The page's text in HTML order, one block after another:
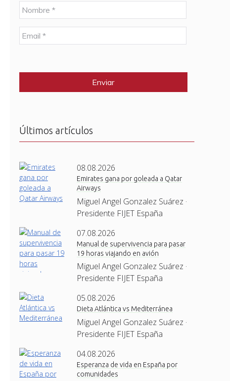
N
o
m
b
r
E
m
l
Últimos artículos
08.08.2026
Emirates gana por goleada a Qatar
Airways
Miguel Angel Gonzalez Suárez ·
Presidente FIJET España
07.08.2026
Manual de supervivencia para pasar
19 horas viajando en avión
Miguel Angel Gonzalez Suárez ·
Presidente FIJET España
05.08.2026
Dieta Atlántica vs Mediterránea
Miguel Angel Gonzalez Suárez ·
Presidente FIJET España
04.08.2026
Esperanza de vida en España por
comunidades